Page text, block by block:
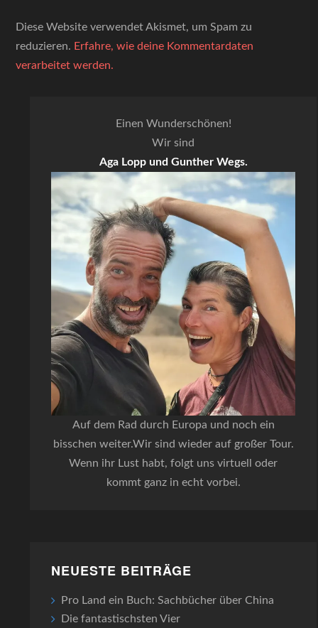
Diese Website verwendet Akismet, um Spam zu
reduzieren. Erfahre, wie deine Kommentardaten
verarbeitet werden.
Einen Wunderschönen!
Wir sind
Aga Lopp und Gunther Wegs.
Auf dem Rad durch Europa und noch ein
bisschen weiter.Wir sind wieder auf großer Tour.
Wenn ihr Lust habt, folgt uns virtuell oder
kommt ganz in echt vorbei.
NEUESTE BEITRÄGE
Pro Land ein Buch: Sachbücher über China
Die fantastischsten Vier